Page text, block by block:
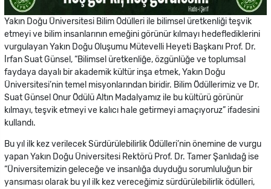
Yakın Doğu Üniversitesi Bilim Ödülleri ile bilimsel üretkenliği teşvik
etmeyi ve bilim insanlarının emeğini görünür kılmayı hedeflediklerini
vurgulayan Yakın Doğu Oluşumu Mütevelli Heyeti Başkanı Prof. Dr.
İrfan Suat Günsel, “Bilimsel üretkenliğe, özgünlüğe ve toplumsal
faydaya dayalı bir akademik kültür inşa etmek, Yakın Doğu
Üniversitesi’nin temel misyonlarından biridir. Bilim Ödüllerimiz ve Dr.
Suat Günsel Onur Ödülü Altın Madalyamız ile bu kültürü görünür
kılmayı, teşvik etmeyi ve kalıcı hale getirmeyi amaçıyoruz” ifadesini
kullandı.
Bu yıl ilk kez verilecek Sürdürülebilirlik Ödülleri’nin önemine de vurgu
yapan Yakın Doğu Üniversitesi Rektörü Prof. Dr. Tamer Şanlıdağ ise
“Üniversitemizin geleceğe ve insanlığa duyduğu sorumluluğun bir
yansıması olarak bu yıl ilk kez vereceğimiz sürdürülebilirlik ödülleri,